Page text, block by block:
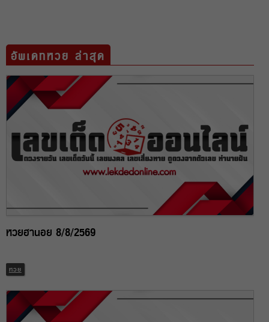
อัพเดทหวย ล่าสุด
หวยฮานอย 8/8/2569
หวย